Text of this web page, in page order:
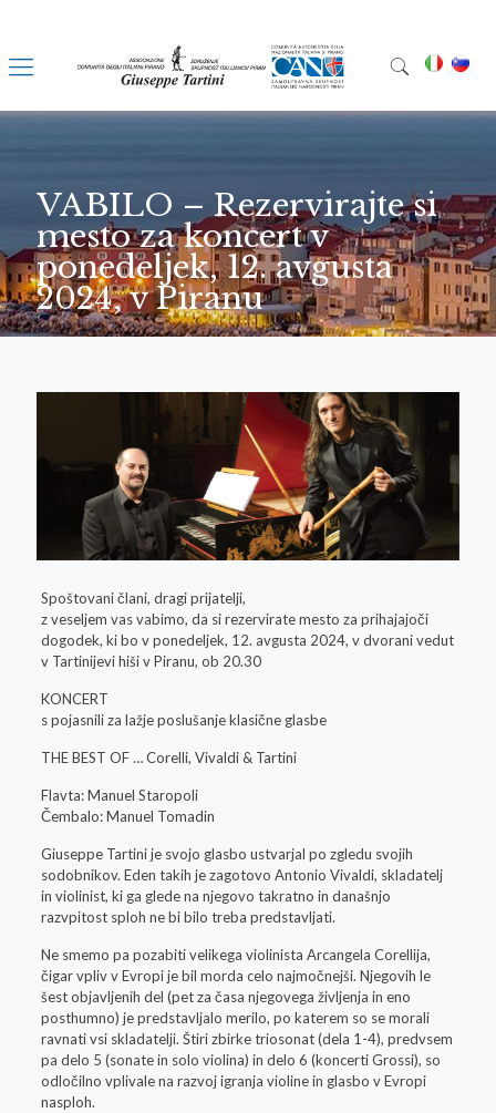
VABILO – Rezervirajte si
mesto za koncert v
ponedeljek, 12. avgusta
2024, v Piranu
Spoštovani člani, dragi prijatelji,
z veseljem vas vabimo, da si rezervirate mesto za prihajajoči
dogodek, ki bo v ponedeljek, 12. avgusta 2024, v dvorani vedut
v Tartinijevi hiši v Piranu, ob 20.30
KONCERT
s pojasnili za lažje poslušanje klasične glasbe
THE BEST OF … Corelli, Vivaldi & Tartini
Flavta: Manuel Staropoli
Čembalo: Manuel Tomadin
Giuseppe Tartini je svojo glasbo ustvarjal po zgledu svojih
sodobnikov. Eden takih je zagotovo Antonio Vivaldi, skladatelj
in violinist, ki ga glede na njegovo takratno in današnjo
razvpitost sploh ne bi bilo treba predstavljati.
Ne smemo pa pozabiti velikega violinista Arcangela Corellija,
čigar vpliv v Evropi je bil morda celo najmočnejši. Njegovih le
šest objavljenih del (pet za časa njegovega življenja in eno
posthumno) je predstavljalo merilo, po katerem so se morali
ravnati vsi skladatelji. Štiri zbirke triosonat (dela 1-4), predvsem
pa delo 5 (sonate in solo violina) in delo 6 (koncerti Grossi), so
odločilno vplivale na razvoj igranja violine in glasbo v Evropi
nasploh.